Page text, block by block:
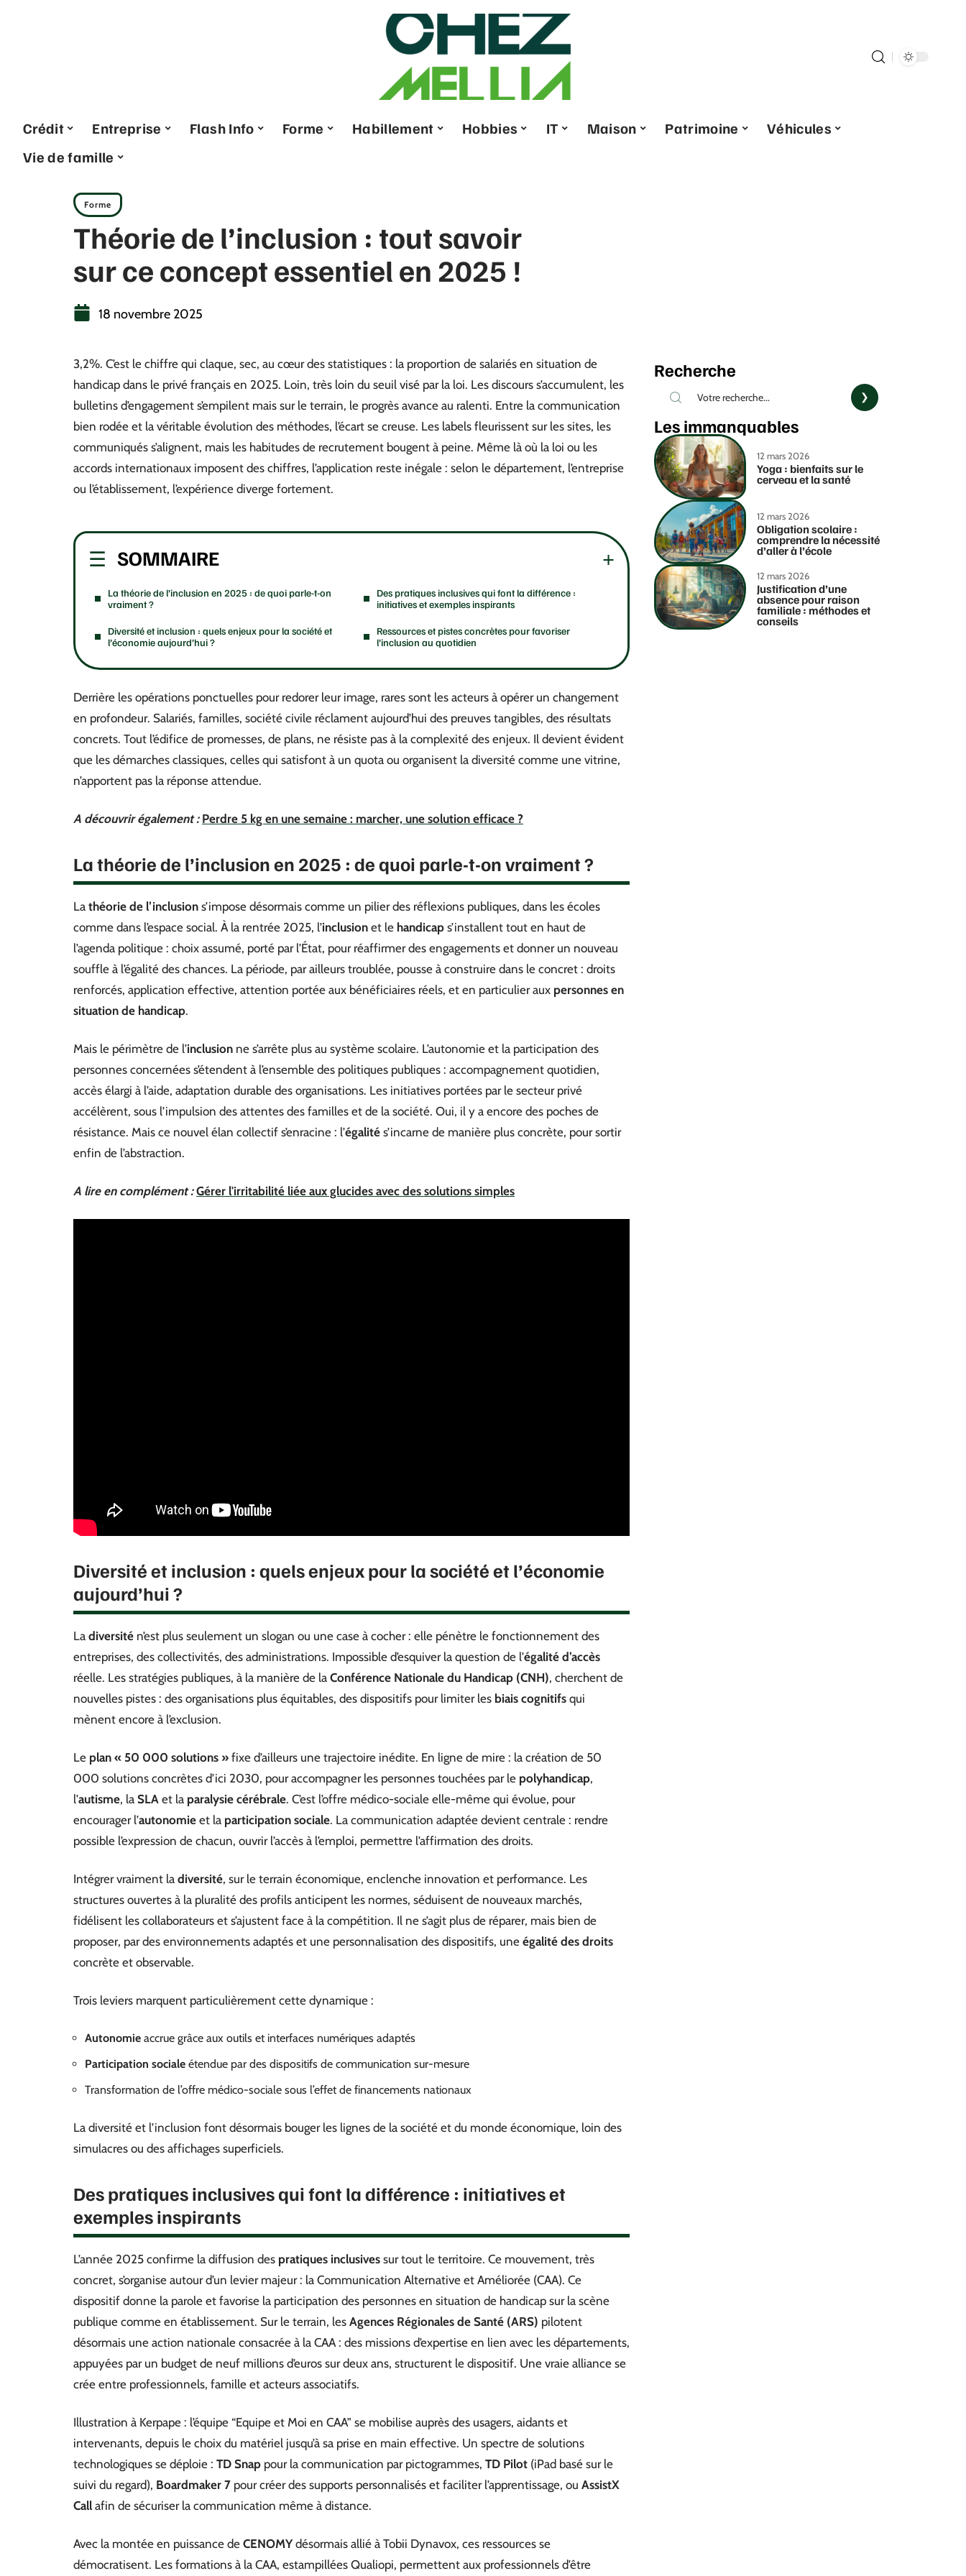
Crédit Entreprise Flash Info Forme Habillement Hobbies IT Maison Patrimoine
Véhicules
Vie de famille
Forme
Théorie de l’inclusion : tout savoir
sur ce concept essentiel en 2025 !
18 novembre 2025
3,2%. C’est le chiffre qui claque, sec, au cœur des statistiques : la proportion de salariés en situation de
handicap dans le privé français en 2025. Loin, très loin du seuil visé par la loi. Les discours s’accumulent, les
bulletins d’engagement s’empilent mais sur le terrain, le progrès avance au ralenti. Entre la communication
bien rodée et la véritable évolution des méthodes, l’écart se creuse. Les labels fleurissent sur les sites, les
communiqués s’alignent, mais les habitudes de recrutement bougent à peine. Même là où la loi ou les
accords internationaux imposent des chiffres, l’application reste inégale : selon le département, l’entreprise
ou l’établissement, l’expérience diverge fortement.
SOMMAIRE
La théorie de l’inclusion en 2025 : de quoi parle-t-on
vraiment ?
Diversité et inclusion : quels enjeux pour la société et
l’économie aujourd’hui ?
Des pratiques inclusives qui font la différence :
initiatives et exemples inspirants
Ressources et pistes concrètes pour favoriser
l’inclusion au quotidien
Derrière les opérations ponctuelles pour redorer leur image, rares sont les acteurs à opérer un changement
en profondeur. Salariés, familles, société civile réclament aujourd’hui des preuves tangibles, des résultats
concrets. Tout l’édifice de promesses, de plans, ne résiste pas à la complexité des enjeux. Il devient évident
que les démarches classiques, celles qui satisfont à un quota ou organisent la diversité comme une vitrine,
n’apportent pas la réponse attendue.
A découvrir également : Perdre 5 kg en une semaine : marcher, une solution efficace ?
La théorie de l’inclusion en 2025 : de quoi parle-t-on vraiment ?
La théorie de l’inclusion s’impose désormais comme un pilier des réflexions publiques, dans les écoles
comme dans l’espace social. À la rentrée 2025, l’inclusion et le handicap s’installent tout en haut de
l’agenda politique : choix assumé, porté par l’État, pour réaffirmer des engagements et donner un nouveau
souffle à l’égalité des chances. La période, par ailleurs troublée, pousse à construire dans le concret : droits
renforcés, application effective, attention portée aux bénéficiaires réels, et en particulier aux personnes en
situation de handicap.
Mais le périmètre de l’inclusion ne s’arrête plus au système scolaire. L’autonomie et la participation des
personnes concernées s’étendent à l’ensemble des politiques publiques : accompagnement quotidien,
accès élargi à l’aide, adaptation durable des organisations. Les initiatives portées par le secteur privé
accélèrent, sous l’impulsion des attentes des familles et de la société. Oui, il y a encore des poches de
résistance. Mais ce nouvel élan collectif s’enracine : l’égalité s’incarne de manière plus concrète, pour sortir
enfin de l’abstraction.
A lire en complément : Gérer l'irritabilité liée aux glucides avec des solutions simples
Diversité et inclusion : quels enjeux pour la société et l’économie
aujourd’hui ?
La diversité n’est plus seulement un slogan ou une case à cocher : elle pénètre le fonctionnement des
entreprises, des collectivités, des administrations. Impossible d’esquiver la question de l’égalité d’accès
réelle. Les stratégies publiques, à la manière de la Conférence Nationale du Handicap (CNH), cherchent de
nouvelles pistes : des organisations plus équitables, des dispositifs pour limiter les biais cognitifs qui
mènent encore à l’exclusion.
Le plan « 50 000 solutions » fixe d’ailleurs une trajectoire inédite. En ligne de mire : la création de 50
000 solutions concrètes d’ici 2030, pour accompagner les personnes touchées par le polyhandicap,
l’autisme, la SLA et la paralysie cérébrale. C’est l’offre médico-sociale elle-même qui évolue, pour
encourager l’autonomie et la participation sociale. La communication adaptée devient centrale : rendre
possible l’expression de chacun, ouvrir l’accès à l’emploi, permettre l’affirmation des droits.
Intégrer vraiment la diversité, sur le terrain économique, enclenche innovation et performance. Les
structures ouvertes à la pluralité des profils anticipent les normes, séduisent de nouveaux marchés,
fidélisent les collaborateurs et s’ajustent face à la compétition. Il ne s’agit plus de réparer, mais bien de
proposer, par des environnements adaptés et une personnalisation des dispositifs, une égalité des droits
concrète et observable.
Trois leviers marquent particulièrement cette dynamique :
Autonomie accrue grâce aux outils et interfaces numériques adaptés
Participation sociale étendue par des dispositifs de communication sur-mesure
Transformation de l’offre médico-sociale sous l’effet de financements nationaux
La diversité et l’inclusion font désormais bouger les lignes de la société et du monde économique, loin des
simulacres ou des affichages superficiels.
Des pratiques inclusives qui font la différence : initiatives et
exemples inspirants
L’année 2025 confirme la diffusion des pratiques inclusives sur tout le territoire. Ce mouvement, très
concret, s’organise autour d’un levier majeur : la Communication Alternative et Améliorée (CAA). Ce
dispositif donne la parole et favorise la participation des personnes en situation de handicap sur la scène
publique comme en établissement. Sur le terrain, les Agences Régionales de Santé (ARS) pilotent
désormais une action nationale consacrée à la CAA : des missions d’expertise en lien avec les départements,
appuyées par un budget de neuf millions d’euros sur deux ans, structurent le dispositif. Une vraie alliance se
crée entre professionnels, famille et acteurs associatifs.
Illustration à Kerpape : l’équipe “Equipe et Moi en CAA” se mobilise auprès des usagers, aidants et
intervenants, depuis le choix du matériel jusqu’à sa prise en main effective. Un spectre de solutions
technologiques se déploie : TD Snap pour la communication par pictogrammes, TD Pilot (iPad basé sur le
suivi du regard), Boardmaker 7 pour créer des supports personnalisés et faciliter l’apprentissage, ou AssistX
Call afin de sécuriser la communication même à distance.
Avec la montée en puissance de CENOMYdésormais allié à Tobii Dynavox, ces ressources se
démocratisent. Les formations à la CAA, estampillées Qualiopi, permettent aux professionnels d’être
Recherche
Les immanquables
12 mars 2026
Yoga : bienfaits sur le
cerveau et la santé
12 mars 2026
Obligation scolaire :
comprendre la nécessité
d’aller à l’école
12 mars 2026
Justification d’une
absence pour raison
familiale : méthodes et
conseils